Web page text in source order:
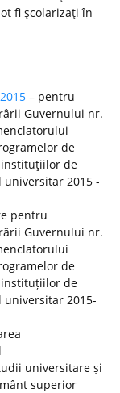
fi şcolarizaţi în
– pentru
Guvernului nr.
de
de
2015 -
pentru
Guvernului nr.
de
de
2015-
universitare și
superior